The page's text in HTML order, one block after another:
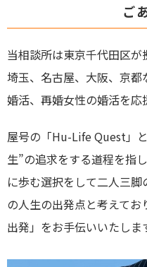
ご
当相談所は東京千代田区が
埼玉、名古屋、大阪、京
婚活、再婚女性の婚活を応
屋号の「Hu-Life Quest」
生”の追求をする道程を指
に歩む選択をして二人三
の人生の出発点と考えて
出発」をお手伝いいたしま